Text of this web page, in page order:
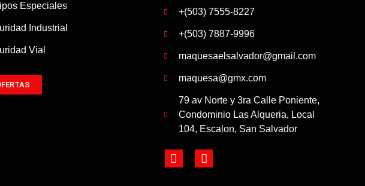
Especiales
Industrial
Vial
+(503) 7555-8227
+(503) 7887-9996
maquesaelsalvador@gmail.com
maquesa@gmx.com
79 av Norte y 3ra Calle Poniente,
Condominio Las Alqueria, Local
104, Escalon, San Salvador